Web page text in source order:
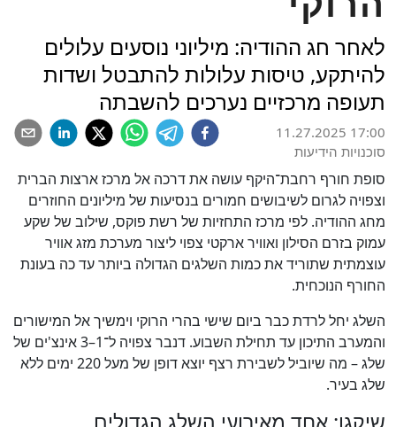
לאחר חג ההודיה: מיליוני נוסעים עלולים
להיתקע, טיסות עלולות להתבטל ושדות
תעופה מרכזיים נערכים להשבתה
11.27.2025 17:00
סוכנויות הידיעות
סופת חורף רחבת־היקף עושה את דרכה אל מרכז ארצות הברית
וצפויה לגרום לשיבושים חמורים בנסיעות של מיליונים החוזרים
מחג ההודיה. לפי מרכז התחזיות של רשת פוקס, שילוב של שקע
עמוק בזרם הסילון ואוויר ארקטי צפוי ליצור מערכת מזג אוויר
עוצמתית שתוריד את כמות השלגים הגדולה ביותר עד כה בעונת
החורף הנוכחית.
השלג יחל לרדת כבר ביום שישי בהרי הרוקי וימשיך אל המישורים
והמערב התיכון עד תחילת השבוע. דנבר צפויה ל־1–3 אינצ'ים של
שלג – מה שיוביל לשבירת רצף יוצא דופן של מעל 220 ימים ללא
שלג בעיר.